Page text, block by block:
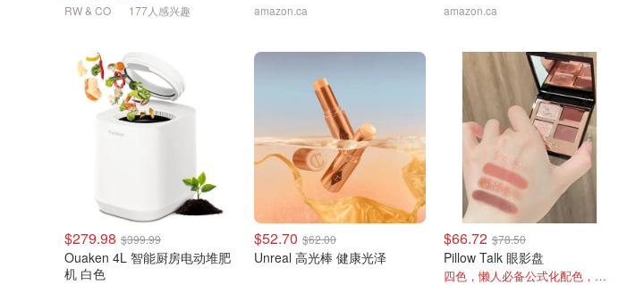
RW & CO 177人感兴趣 amazon.ca amazon.ca
$279.98 $399.99
Ouaken 4L 智能厨房电动堆肥
机 白色
$52.70 $62.00
Unreal 高光棒 健康光泽
$66.72 $78.50
Pillow Talk 眼影盘
四色，懒人必备公式化配色，露思超爱！